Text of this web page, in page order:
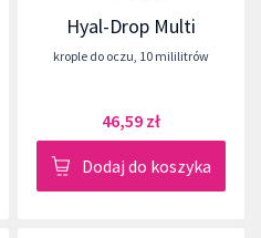
Hyal-Drop Multi
krople do oczu, 10 mililitrów
46,59 zł
Dodaj do koszyka